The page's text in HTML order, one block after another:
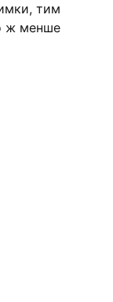
тим
ж менше